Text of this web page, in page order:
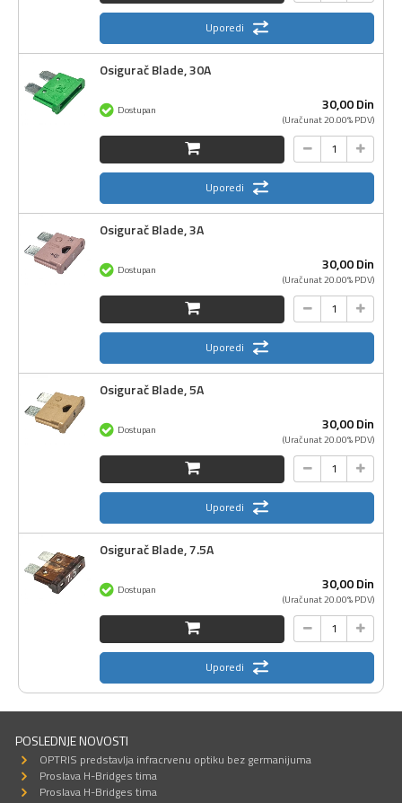
Uporedi
Osigurač Blade, 30A
30,00Din
(Uračunat 20.00% PDV)
Dostupan
Uporedi
Osigurač Blade, 3A
30,00Din
(Uračunat 20.00% PDV)
Dostupan
Uporedi
Osigurač Blade, 5A
30,00Din
(Uračunat 20.00% PDV)
Dostupan
Uporedi
Osigurač Blade, 7.5A
30,00Din
(Uračunat 20.00% PDV)
Dostupan
Uporedi
POSLEDNJE NOVOSTI
OPTRIS predstavlja infracrvenu optiku bez germanijuma
Proslava H-Bridges tima
Proslava H-Bridges tima